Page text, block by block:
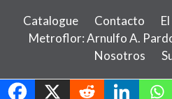
Catalogue Contacto
Metroflor: Arnulfo A.
Nosotros
MetroChat